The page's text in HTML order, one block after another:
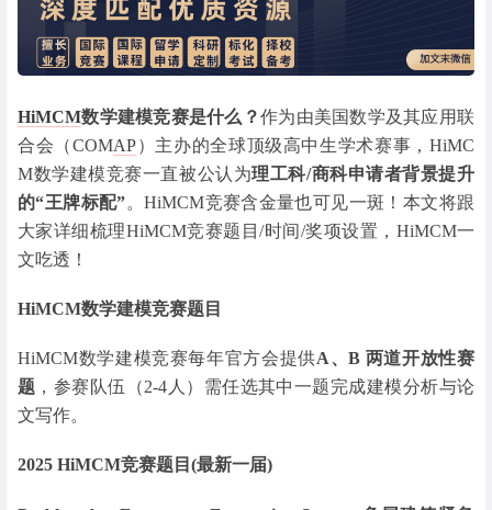
HiMCM数学建模竞赛是什么？作为由美国数学及其应用联
合会（COMAP）主办的全球顶级高中生学术赛事，HiMC
M数学建模竞赛一直被公认为理工科/商科申请者背景提升
的“王牌标配”。HiMCM竞赛含金量也可见一斑！本文将跟
大家详细梳理HiMCM竞赛题目/时间/奖项设置，HiMCM一
文吃透！
HiMCM数学建模竞赛题目
HiMCM数学建模竞赛每年官方会提供A、B 两道开放性赛
题 ，参赛队伍（2-4人）需任选其中一题完成建模分析与论
文写作。
2025 HiMCM竞赛题目(最新一届)